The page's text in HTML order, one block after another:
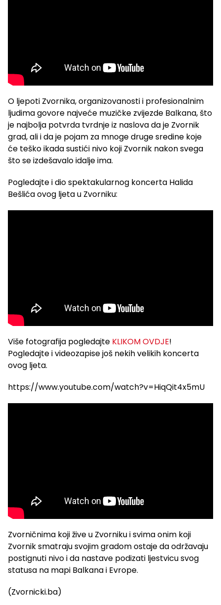
O ljepoti Zvornika, organizovanosti i profesionalnim
ljudima govore najveće muzičke zvijezde Balkana, što
je najbolja potvrda tvrdnje iz naslova da je Zvornik
grad, ali i da je pojam za mnoge druge sredine koje
će teško ikada sustići nivo koji Zvornik nakon svega
što se izdešavalo idalje ima.
Pogledajte i dio spektakularnog koncerta Halida
Bešlića ovog ljeta u Zvorniku:
Više fotografija pogledajte KLIKOM OVDJE!
Pogledajte i videozapise još nekih velikih koncerta
ovog ljeta.
https://www.youtube.com/watch?v=HiqQit4x5mU
Zvorničnima koji žive u Zvorniku i svima onim koji
Zvornik smatraju svojim gradom ostaje da održavaju
postignuti nivo i da nastave podizati ljestvicu svog
statusa na mapi Balkana i Evrope.
(Zvornicki.ba)